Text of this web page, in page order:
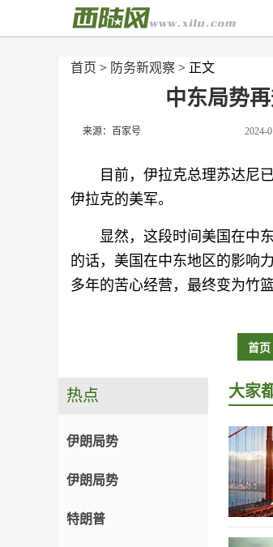
首页 > 防务新观察 > 正文
中东局势
来源：百家号 2024-
目前，伊拉克总理苏达尼
伊拉克的美军。
显然，这段时间美国在中
的话，美国在中东地区的影响
多年的苦心经营，最终变为竹
首页
热点
伊朗局势
伊朗局势
特朗普
大家